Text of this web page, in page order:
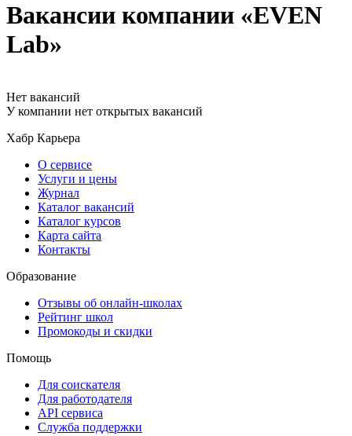
Вакансии компании «EVEN
Lab»
Нет вакансий
У компании нет открытых вакансий
Хабр Карьера
О сервисе
Услуги и цены
Журнал
Каталог вакансий
Каталог курсов
Карта сайта
Контакты
Образование
Отзывы об онлайн-школах
Рейтинг школ
Промокоды и скидки
Помощь
Для соискателя
Для работодателя
API сервиса
Служба поддержки